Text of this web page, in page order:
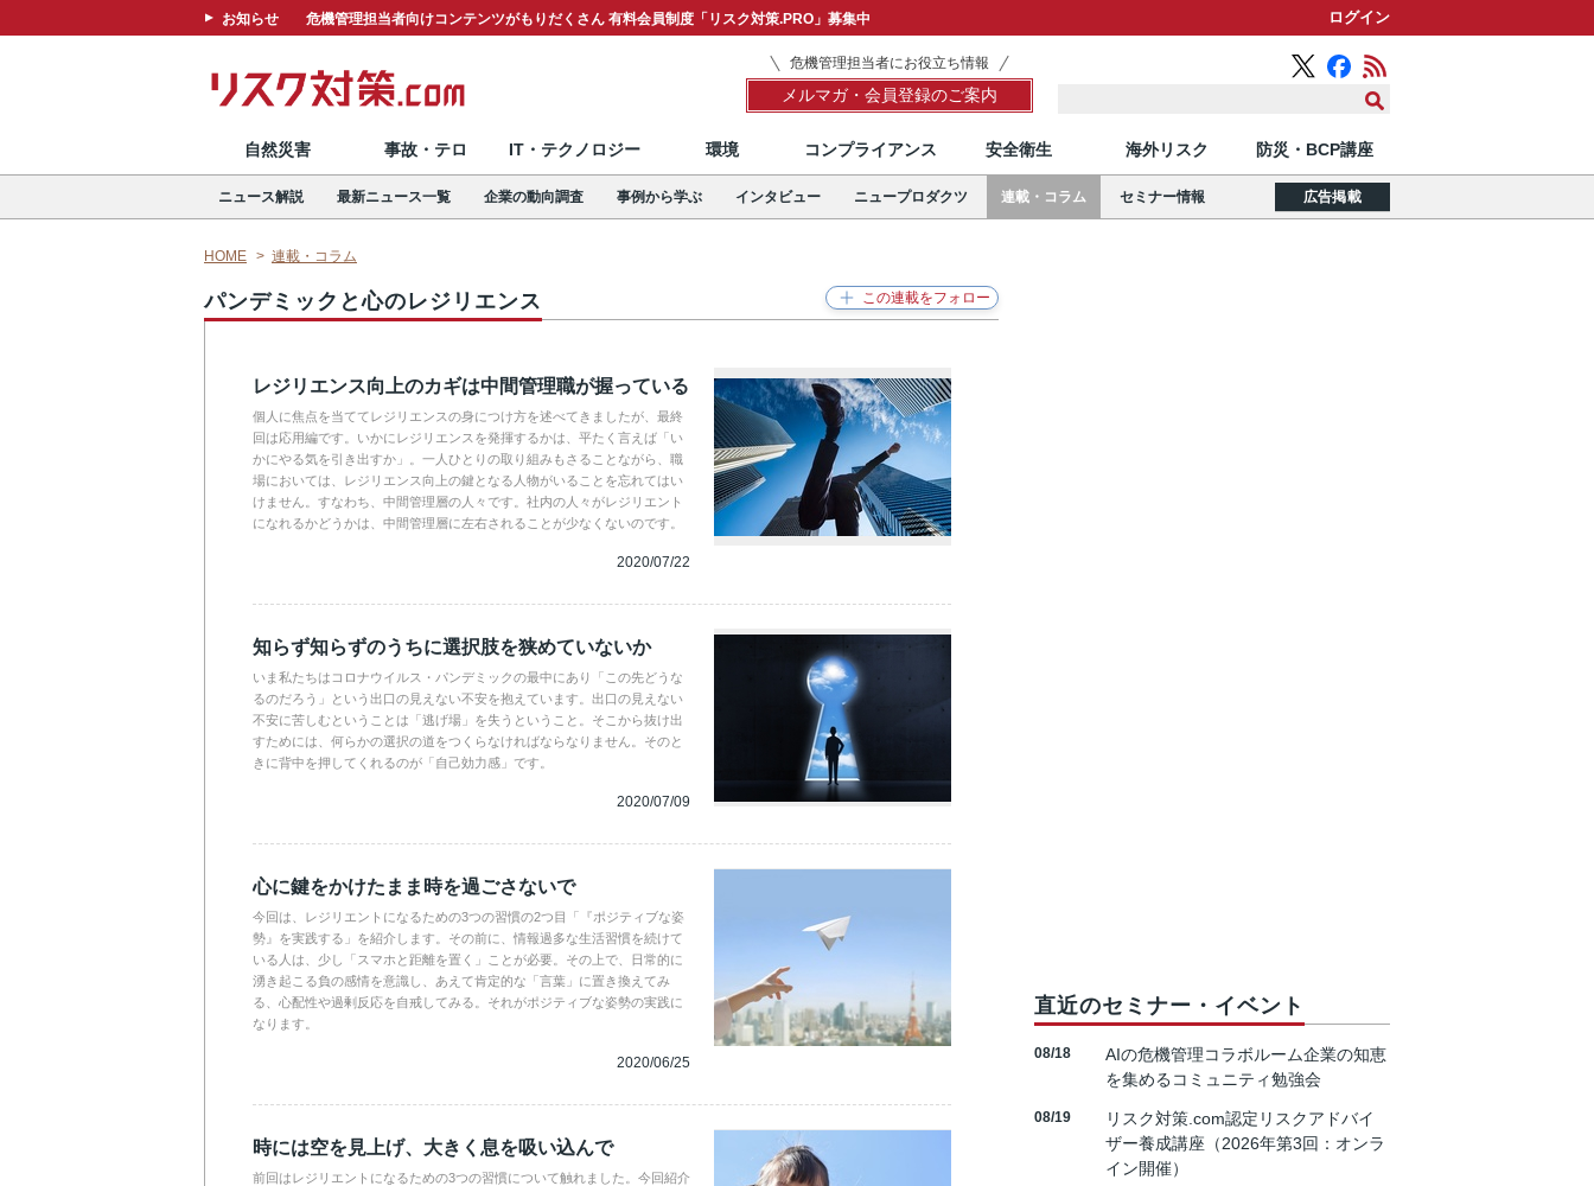
お知らせ 危機管理担当者向けコンテンツがもりだくさん 有料会員制度「リスク対策.PRO」募集中 ログイン
危機管理担当者にお役立ち情報
メルマガ・会員登録のご案内
自然災害 事故・テロ IT・テクノロジー 環境 コンプライアンス 安全衛生 海外リスク 防災・BCP講座
ニュース解説 最新ニュース一覧 企業の動向調査 事例から学ぶ インタビュー ニュープロダクツ 連載・コラム セミナー情報 広告掲載
HOME 連載・コラム
パンデミックと心のレジリエンス
レジリエンス向上のカギは中間管理職が握っている
個人に焦点を当ててレジリエンスの身につけ方を述べてきましたが、最終
回は応用編です。いかにレジリエンスを発揮するかは、平たく言えば「い
かにやる気を引き出すか」。一人ひとりの取り組みもさることながら、職
場においては、レジリエンス向上の鍵となる人物がいることを忘れてはい
けません。すなわち、中間管理層の人々です。社内の人々がレジリエント
になれるかどうかは、中間管理層に左右されることが少なくないのです。
2020/07/22
知らず知らずのうちに選択肢を狭めていないか
いま私たちはコロナウイルス・パンデミックの最中にあり「この先どうな
るのだろう」という出口の見えない不安を抱えています。出口の見えない
不安に苦しむということは「逃げ場」を失うということ。そこから抜け出
すためには、何らかの選択の道をつくらなければならなりません。そのと
きに背中を押してくれるのが「自己効力感」です。
2020/07/09
心に鍵をかけたまま時を過ごさないで
今回は、レジリエントになるための3つの習慣の2つ目「『ポジティブな姿
勢』を実践する」を紹介します。その前に、情報過多な生活習慣を続けて
いる人は、少し「スマホと距離を置く」ことが必要。その上で、日常的に
湧き起こる負の感情を意識し、あえて肯定的な「言葉」に置き換えてみ
る、心配性や過剰反応を自戒してみる。それがポジティブな姿勢の実践に
なります。
2020/06/25
時には空を見上げ、大きく息を吸い込んで
前回はレジリエントになるための3つの習慣について触れました。今回紹介
直近のセミナー・イベント
08/18
AIの危機管理コラボルーム企業の知恵
を集めるコミュニティ勉強会
08/19
リスク対策.com認定リスクアドバイ
ザー養成講座（2026年第3回：オンラ
イン開催）